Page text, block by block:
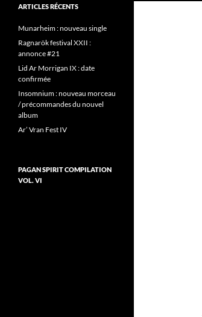
Folk Pagan Webzine
ARTICLES RÉCENTS
Munarheim : nouveau single
Ragnarök festival XXII :
annonce #21
Lid Ar Morrigan IX : date
confirmée
Insomnium : nouveau morceau
/ précommandes du nouvel
album
Ar’ Vran Fest IV
PAGAN SPIRIT COMPILATION
VOL. VI